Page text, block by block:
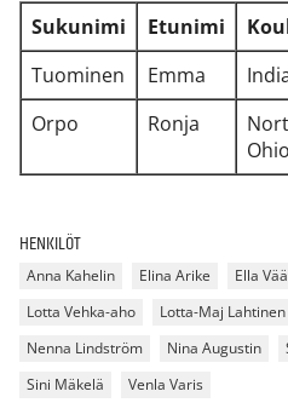
Sukunimi Etunimi
Tuominen
Emma
Orpo
Ronja
Ohio
HENKILÖT
Anna Kahelin Elina Arike Ella
Lotta Vehka-aho
Lotta-Maj Lahtinen
Nenna Lindström
Nina Augustin
Sini Mäkelä
Venla Varis